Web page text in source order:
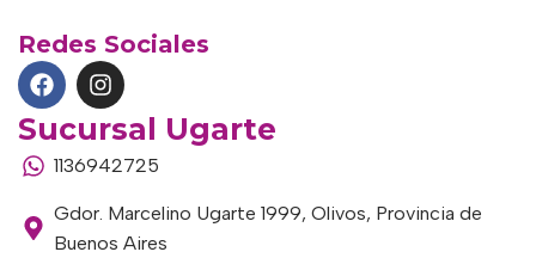
Redes Sociales
Sucursal Ugarte
1136942725
Gdor. Marcelino Ugarte 1999, Olivos, Provincia de
Buenos Aires